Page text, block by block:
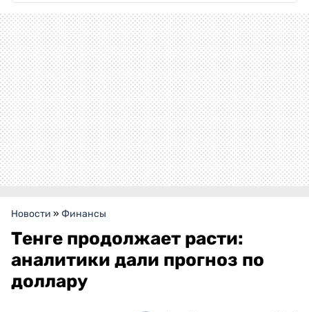
Новости » Финансы
Тенге продолжает расти:
аналитики дали прогноз по
доллару